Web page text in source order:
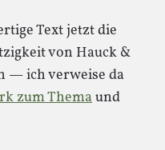
Text jetzt die
von Hauck &
— ich verweise da
zum Themaund